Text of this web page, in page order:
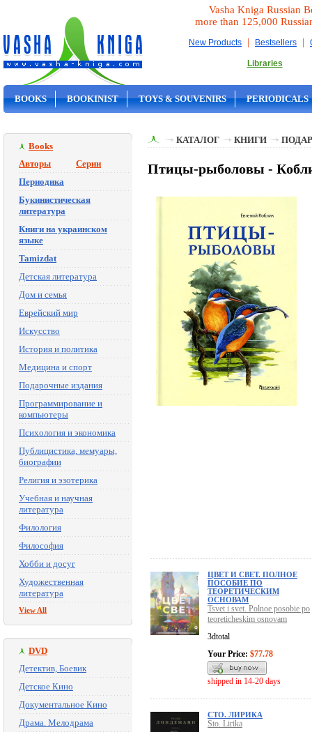
Vasha Kniga Russian
more than 125,000
New Products | Bestsellers |
Libraries
BOOKS BOOKINIST TOYS & SOUVENIRS PERIODICALS
Books
Авторы
Серии
Периодика
Букинистическая
литература
Книги на украинском
языке
Tamizdat
Детская литература
Дом и семья
Еврейский мир
Искусство
История и политика
Медицина и спорт
Подарочные издания
Программирование и
компьютеры
Психология и экономика
Публицистика, мемуары,
биографии
Религия и эзотерика
Учебная и научная
литература
Филология
Философия
Хобби и досуг
Художественная
литература
View All
DVD
Детектив, Боевик
Детское Кино
Документальное Кино
Драма. Мелодрама
КАТАЛОГ КНИГИ
Птицы-рыболовы -
ЦВЕТ И СВЕТ. ПОЛНОЕ
ПОСОБИЕ ПО
ТЕОРЕТИЧЕСКИМ
ОСНОВАМ
Tsvet i svet. Polnoe posobie po
teoreticheskim osnovam
3dtotal
Your Price: $77.78
shipped in 14-20 days
СТО. ЛИРИКА
Sto. Lirika